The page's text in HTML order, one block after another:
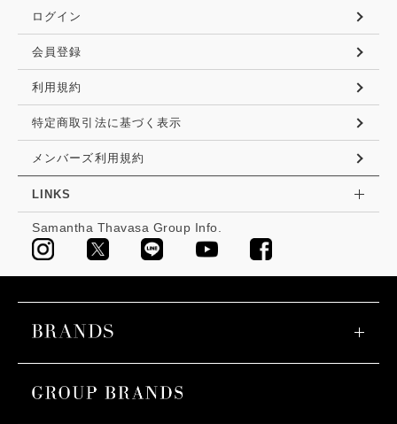
ログイン
会員登録
利用規約
特定商取引法に基づく表示
メンバーズ利用規約
LINKS
Samantha Thavasa Group Info.